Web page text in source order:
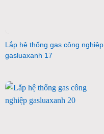
Lắp hệ thống gas công nghiệp
gasluaxanh 17